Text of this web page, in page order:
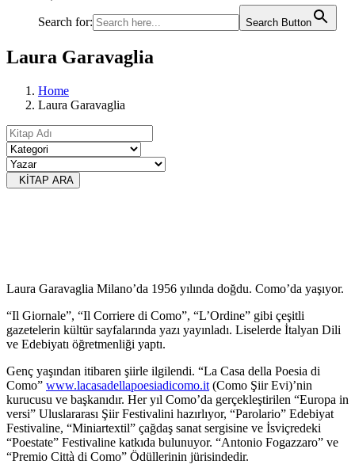
Search for: Search Button
Laura Garavaglia
Home
Laura Garavaglia
KİTAP ARA
Laura Garavaglia Milano’da 1956 yılında doğdu. Como’da yaşıyor.
“Il Giornale”, “Il Corriere di Como”, “L’Ordine” gibi çeşitli
gazetelerin kültür sayfalarında yazı yayınladı. Liselerde İtalyan Dili
ve Edebiyatı öğretmenliği yaptı.
Genç yaşından itibaren şiirle ilgilendi. “La Casa della Poesia di
Como” www.lacasadellapoesiadicomo.it (Como Şiir Evi)’nin
kurucusu ve başkanıdır. Her yıl Como’da gerçekleştirilen “Europa in
versi” Uluslararası Şiir Festivalini hazırlıyor, “Parolario” Edebiyat
Festivaline, “Miniartextil” çağdaş sanat sergisine ve İsviçredeki
“Poestate” Festivaline katkıda bulunuyor. “Antonio Fogazzaro” ve
“Premio Città di Como” Ödüllerinin jürisindedir.